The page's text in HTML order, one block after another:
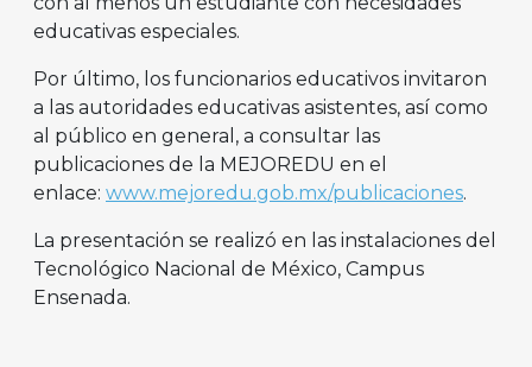
educativas especiales.
Por último, los funcionarios educativos invitaron
a las autoridades educativas asistentes, así como
al público en general, a consultar las
publicaciones de la MEJOREDU en el
enlace: www.mejoredu.gob.mx/publicaciones.
La presentación se realizó en las instalaciones del
Tecnológico Nacional de México, Campus
Ensenada.